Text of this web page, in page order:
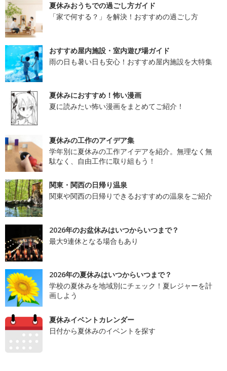
夏休みおうちでの過ごし方ガイド
「家で何する？」を解決！おすすめの過ごし方
おすすめ屋内施設・室内遊び場ガイド
雨の日も暑い日も安心！おすすめ屋内施設を大特集
夏休みにおすすめ！怖い漫画
夏に読みたい怖い漫画をまとめてご紹介！
夏休みの工作のアイデア集
学年別に夏休みの工作アイデアを紹介。無理なく無
駄なく、自由工作に取り組もう！
関東・関西の日帰り温泉
関東や関西の日帰りできるおすすめの温泉をご紹介
2026年のお盆休みはいつからいつまで？
最大9連休となる場合もあり
2026年の夏休みはいつからいつまで？
学校の夏休みを地域別にチェック！夏レジャーを計
画しよう
夏休みイベントカレンダー
日付から夏休みのイベントを探す